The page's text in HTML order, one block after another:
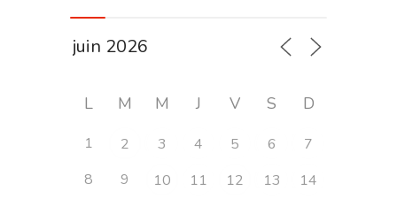
L M M J V S D
1 2 3 4 5 6
7
8
9 10 11 12 13
14